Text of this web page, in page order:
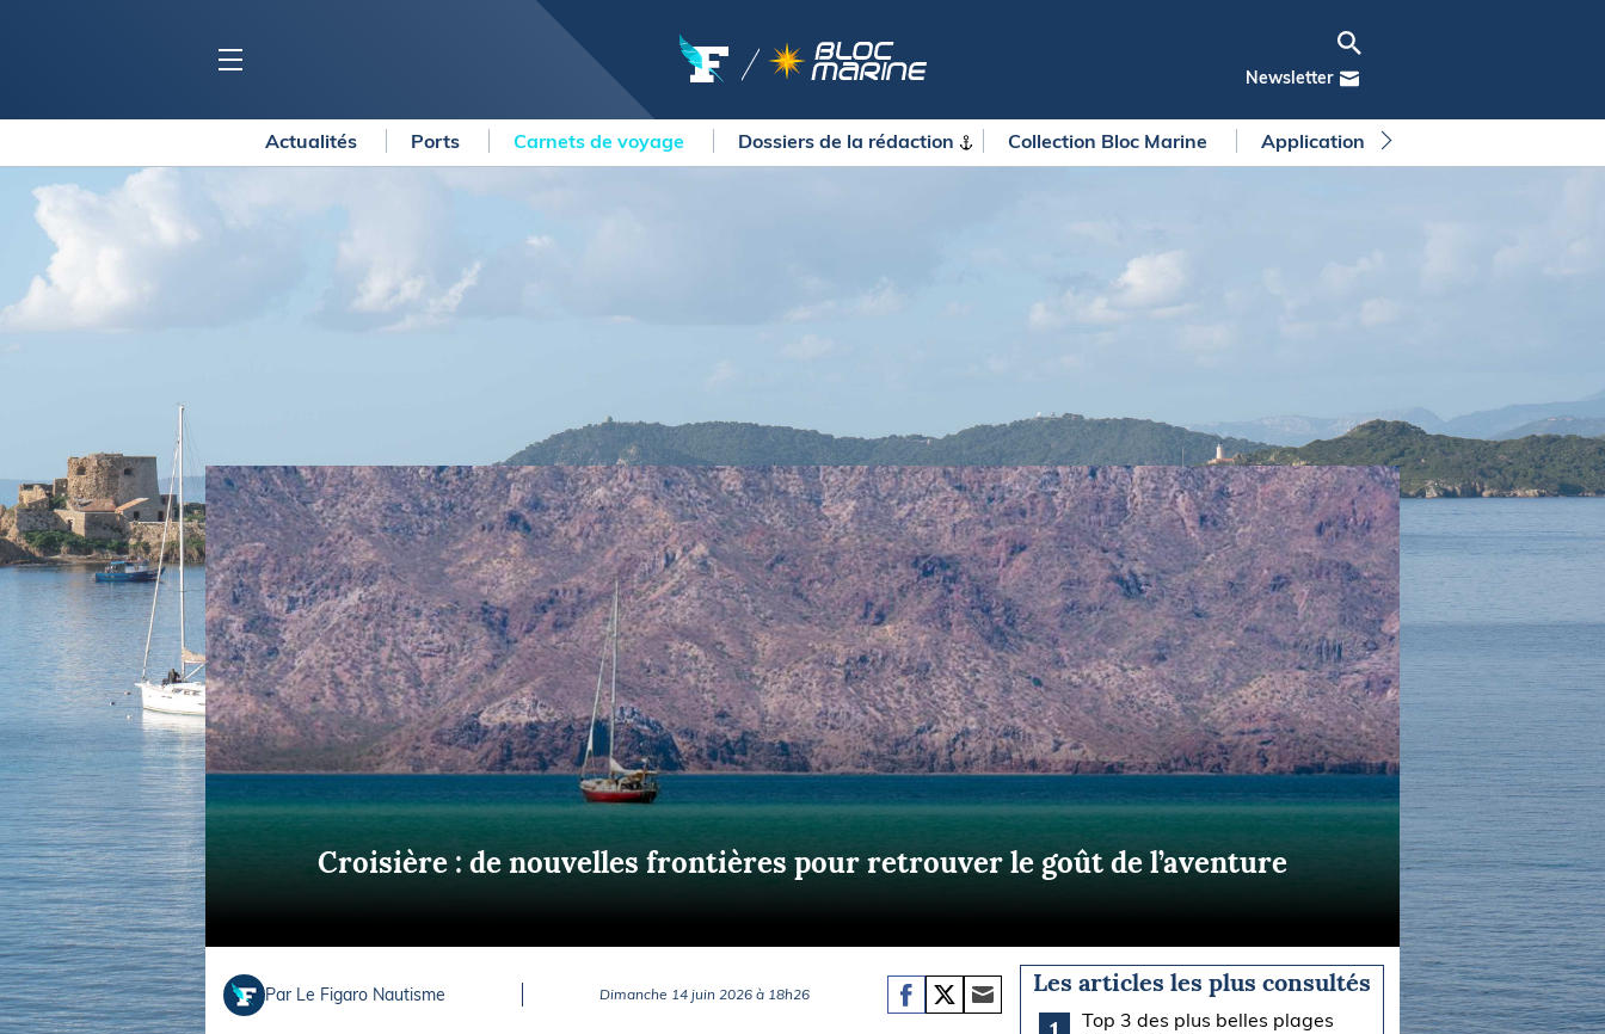
Newsletter
rédaction
Collection Bloc Marine
Voiliers
Bateaux à moteur
Equipements
Salons
Economie
Yachting
Régates
Transat Paprec
Route du Rhum - Destination
Guadeloupe
Transat Café l'Or
America's Cup
LOISIRS
Pêche en mer
Plongée
Glisse
Culture nautique
Nos magazines
La newsletter
METEO CONSULT Marine
Briefings
FLASH INFO
Actualités Ports Carnets de voyage Dossiers de la rédaction Collection Bloc Marine Application Bloc Marine
Croisière : de nouvelles frontières pour retrouver le goût de l’aventure
Par Le Figaro Nautisme Dimanche 14 juin 2026 à 18h26
Les articles les plus consultés
Top 3 des plus belles plages